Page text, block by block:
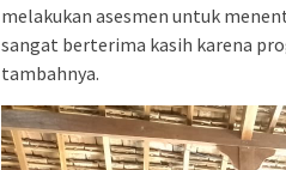
melakukan asesmen untuk
sangat berterima kasih karena
tambahnya.